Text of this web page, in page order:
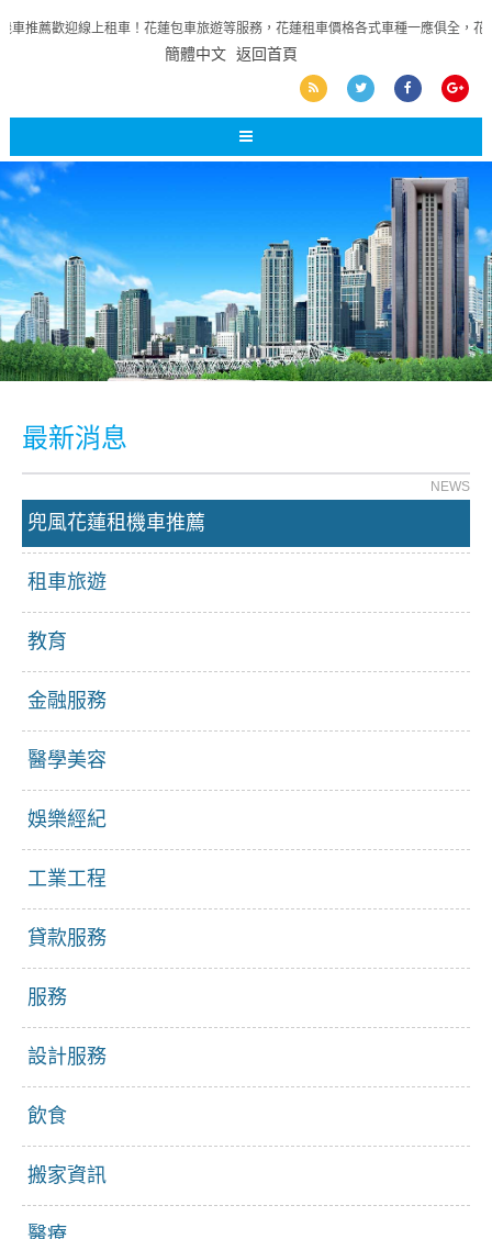
車推薦歡迎線上租車！花蓮包車旅遊等服務，花蓮租車價格各式車種一應俱全，
簡體中文 返回首頁
最新消息
NEWS
兜風花蓮租機車推薦
租車旅遊
教育
金融服務
醫學美容
娛樂經紀
工業工程
貸款服務
服務
設計服務
飲食
搬家資訊
醫療